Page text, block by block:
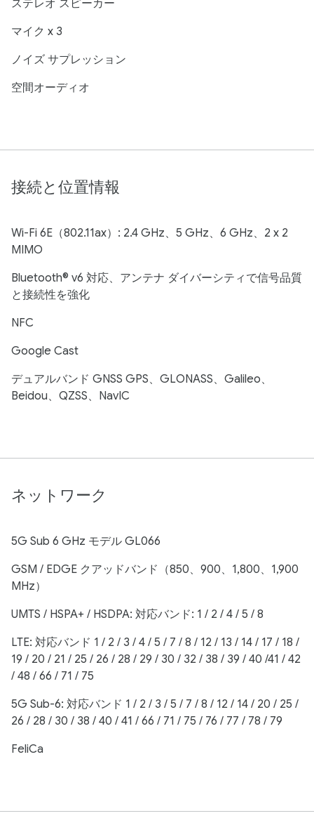
ステレオ スピーカー
マイク x 3
ノイズ サプレッション
空間オーディオ
接続と位置情報
Wi-Fi 6E（802.11ax）: 2.4 GHz、5 GHz、6 GHz、2 x 2
MIMO
Bluetooth® v6 対応、アンテナ ダイバーシティで信号品質
と接続性を強化
NFC
Google Cast
デュアルバンド GNSS GPS、GLONASS、Galileo、
Beidou、QZSS、NavIC
ネットワーク
5G Sub 6 GHz モデル GL066
GSM / EDGE クアッドバンド（850、900、1,800、1,900
MHz）
UMTS / HSPA+ / HSDPA: 対応バンド: 1 / 2 / 4 / 5 / 8
LTE: 対応バンド 1 / 2 / 3 / 4 / 5 / 7 / 8 / 12 / 13 / 14 / 17 / 18 /
19 / 20 / 21 / 25 / 26 / 28 / 29 / 30 / 32 / 38 / 39 / 40 /41 / 42
/ 48 / 66 / 71 / 75
5G Sub-6: 対応バンド 1 / 2 / 3 / 5 / 7 / 8 / 12 / 14 / 20 / 25 /
26 / 28 / 30 / 38 / 40 / 41 / 66 / 71 / 75 / 76 / 77 / 78 / 79
FeliCa